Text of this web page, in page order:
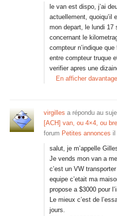
le van est dispo, j’ai
actuellement, quoiqu’il
mon depart, le lundi 17
concernant le
compteur n’indique
entre compteur truque
verifier apres une
En afficher davantage
virgilles a répondu au
[ACH] van, ou 4×4, ou
forum Petites annonces il
salut, je m’appelle
Je vends mon van a
c’est un VW
equipe c’etait ma
propose a $3000 pour
Le mieux c’est de
jours.